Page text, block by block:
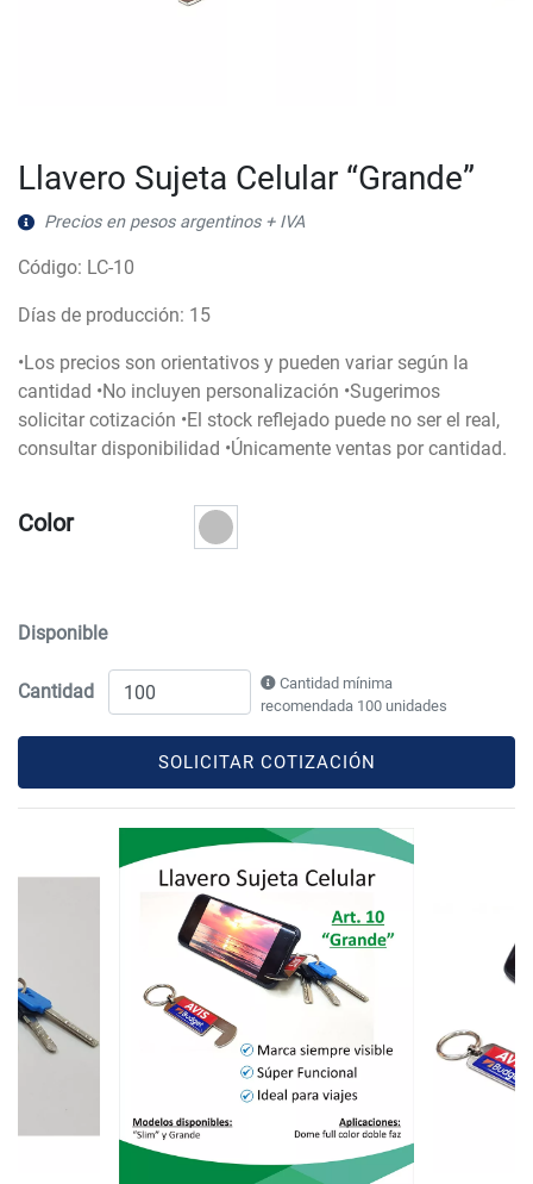
Llavero Sujeta Celular “Grande”
Precios en pesos argentinos + IVA
Código: LC-10
Días de producción: 15
•Los precios son orientativos y pueden variar según la
cantidad •No incluyen personalización •Sugerimos
solicitar cotización •El stock reflejado puede no ser el real,
consultar disponibilidad •Únicamente ventas por cantidad.
Color
Disponible
Cantidad
Cantidad mínima
recomendada 100 unidades
SOLICITAR COTIZACIÓN